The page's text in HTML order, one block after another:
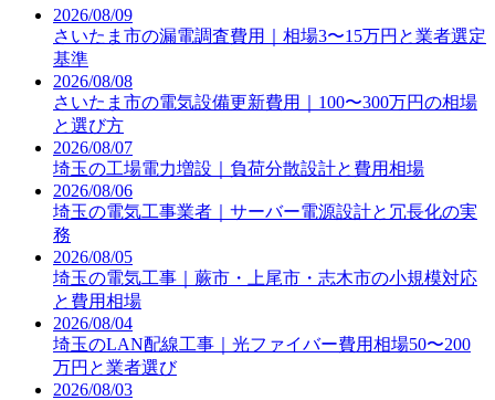
2026/08/09
さいたま市の漏電調査費用｜相場3〜15万円と業者選定
基準
2026/08/08
さいたま市の電気設備更新費用｜100〜300万円の相場
と選び方
2026/08/07
埼玉の工場電力増設｜負荷分散設計と費用相場
2026/08/06
埼玉の電気工事業者｜サーバー電源設計と冗長化の実
務
2026/08/05
埼玉の電気工事｜蕨市・上尾市・志木市の小規模対応
と費用相場
2026/08/04
埼玉のLAN配線工事｜光ファイバー費用相場50〜200
万円と業者選び
2026/08/03